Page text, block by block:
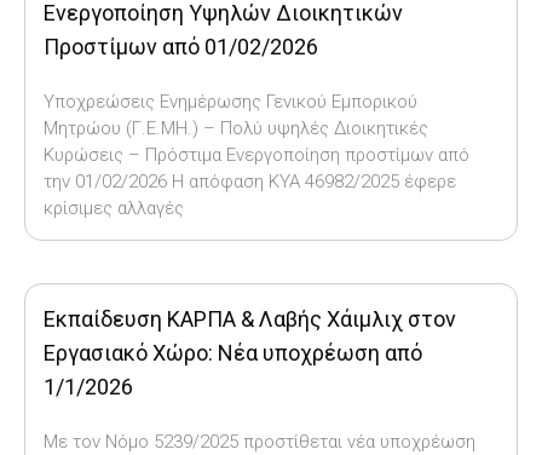
Ενεργοποίηση Υψηλών Διοικητικών
Προστίμων από 01/02/2026
Υποχρεώσεις Ενημέρωσης Γενικού Εμπορικού
Μητρώου (Γ.Ε.ΜΗ.) – Πολύ υψηλές Διοικητικές
Κυρώσεις – Πρόστιμα Ενεργοποίηση προστίμων από
την 01/02/2026 Η απόφαση ΚΥΑ 46982/2025 έφερε
κρίσιμες αλλαγές
Εκπαίδευση ΚΑΡΠΑ & Λαβής Χάιμλιχ στον
Εργασιακό Χώρο: Νέα υποχρέωση από
1/1/2026
Με τον Νόμο 5239/2025 προστίθεται νέα υποχρέωση